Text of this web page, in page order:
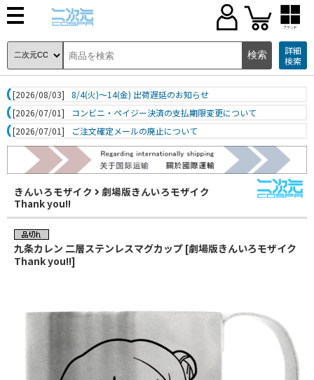
ブランド
詳細
検索
[2026/08/03]
8/4(火)～14(金) 出荷遅延のお知らせ
[2026/07/01]
コンビニ・ペイジー決済の支払期限変更について
[2026/07/01]
ご注文確定メールの廃止について
きんいろモザイク
劇場版きんいろモザイク
Thank you!!
九条カレン 二層ステンレスマグカップ [劇場版きんいろモザイク
Thank you!!]